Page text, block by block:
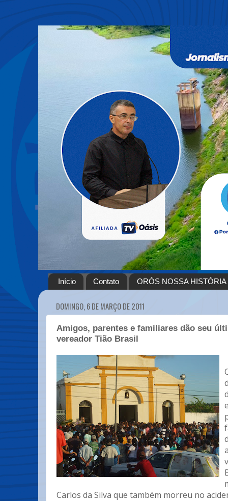
Início Contato ORÓS NOSSA HISTÓRIA
DOMINGO, 6 DE MARÇO DE 2011
Amigos, parentes e familiares dão seu
vereador Tião Brasil
Carlos da Silva que também morreu no